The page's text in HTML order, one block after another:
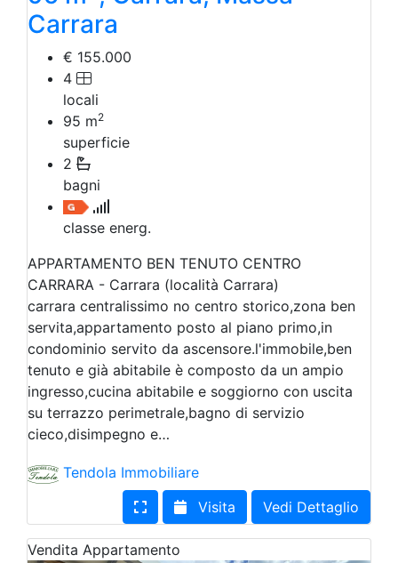
Carrara
€ 155.000
4
locali
95 m2
superficie
2
bagni
classe energ.
APPARTAMENTO BEN TENUTO CENTRO
CARRARA - Carrara (località Carrara)
carrara centralissimo no centro storico,zona ben
servita,appartamento posto al piano primo,in
condominio servito da ascensore.l'immobile,ben
tenuto e già abitabile è composto da un ampio
ingresso,cucina abitabile e soggiorno con uscita
su terrazzo perimetrale,bagno di servizio
cieco,disimpegno e…
Tendola Immobiliare
Visita
Vedi Dettaglio
Vendita Appartamento